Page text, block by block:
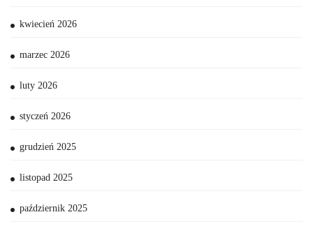
kwiecień 2026
marzec 2026
luty 2026
styczeń 2026
grudzień 2025
listopad 2025
październik 2025